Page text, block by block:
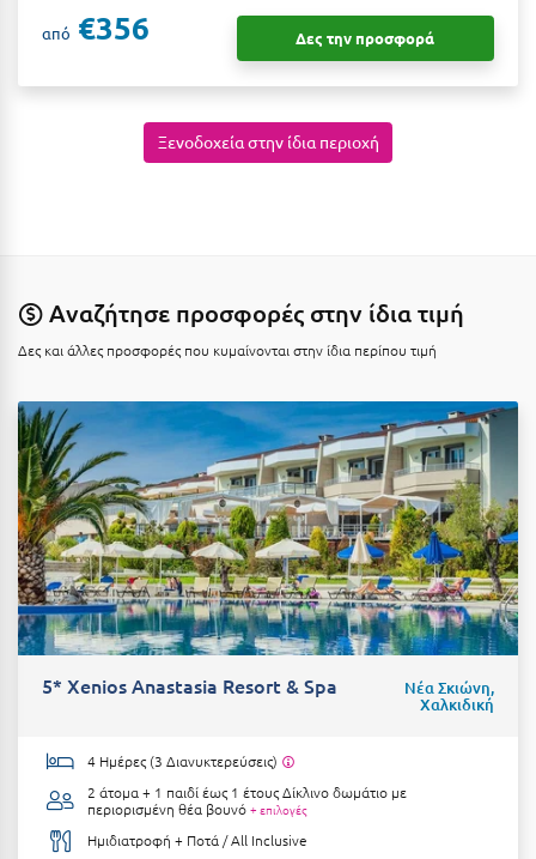
Κάρπαθος
Κέα - Τζιά
Κέρκυρα
Κεφαλονιά
Κοζάνη
Κοκκώνι Κορινθίας
Κομοτηνή
Κόνιτσα
Κόρινθος
Κουρούτα Ηλείας
Κουφονήσια
από €356 Δες την προσφορά
Ξενοδοχεία στην ίδια περιοχή
Αναζήτησε προσφορές στην ίδια τιμή
Δες και άλλες προσφορές που κυμαίνονται στην ίδια περίπου τιμή
5* Xenios Anastasia Resort & Spa Νέα Σκιώνη,
Χαλκιδική
4 Ημέρες (3 Διανυκτερεύσεις)
2 άτομα + 1 παιδί έως 1 έτουςΔίκλινο δωμάτιο με
περιορισμένη θέα βουνό + επιλογές
Ημιδιατροφή + Ποτά / All Inclusive